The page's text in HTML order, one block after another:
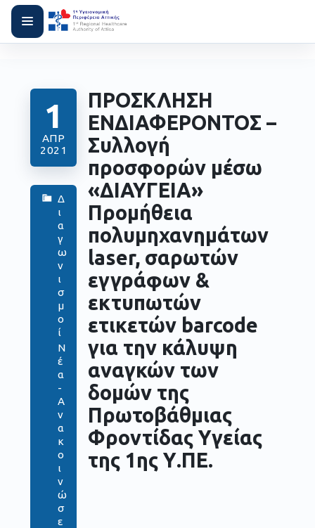
1
ΑΠΡ
2021
Δ
ι
α
γ
ω
ν
ι
σ
μ
ο
ί
Ν
έ
α
-
Α
ν
α
κ
ο
ι
ν
ώ
σ
ε
ΠΡΟΣΚΛΗΣΗ
ΕΝΔΙΑΦΕΡΟΝΤΟΣ –
Συλλογή
προσφορών μέσω
«ΔΙΑΥΓΕΙΑ»
Προμήθεια
πολυμηχανημάτων
laser, σαρωτών
εγγράφων &
εκτυπωτών
ετικετών barcode
για την κάλυψη
αναγκών των
δομών της
Πρωτοβάθμιας
Φροντίδας Υγείας
της 1ης Υ.ΠΕ.